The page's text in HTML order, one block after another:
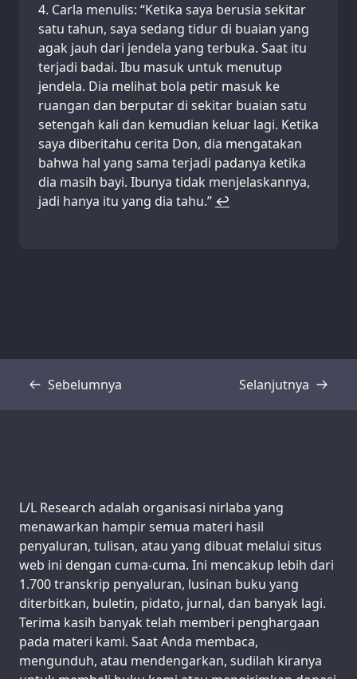
Carla menulis: “Ketika saya berusia sekitar
satu tahun, saya sedang tidur di buaian yang
agak jauh dari jendela yang terbuka. Saat itu
terjadi badai. Ibu masuk untuk menutup
jendela. Dia melihat bola petir masuk ke
ruangan dan berputar di sekitar buaian satu
setengah kali dan kemudian keluar lagi. Ketika
saya diberitahu cerita Don, dia mengatakan
bahwa hal yang sama terjadi padanya ketika
dia masih bayi. Ibunya tidak menjelaskannya,
jadi hanya itu yang dia tahu.” ↩
Sebelumnya
Transkrip Selanjutnya
Transkrip
Support us:
L/L Research adalah organisasi nirlaba yang
menawarkan hampir semua materi hasil
penyaluran, tulisan, atau yang dibuat melalui situs
web ini dengan cuma-cuma. Ini mencakup lebih dari
1.700 transkrip penyaluran, lusinan buku yang
diterbitkan, buletin, pidato, jurnal, dan banyak lagi.
Terima kasih banyak telah memberi penghargaan
pada materi kami. Saat Anda membaca,
mengunduh, atau mendengarkan, sudilah kiranya